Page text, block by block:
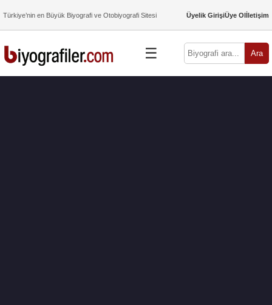
Türkiye’nin en Büyük Biyografi ve Otobiyografi Sitesi Üyelik GirişiÜye Olİletişim
☰ Ara